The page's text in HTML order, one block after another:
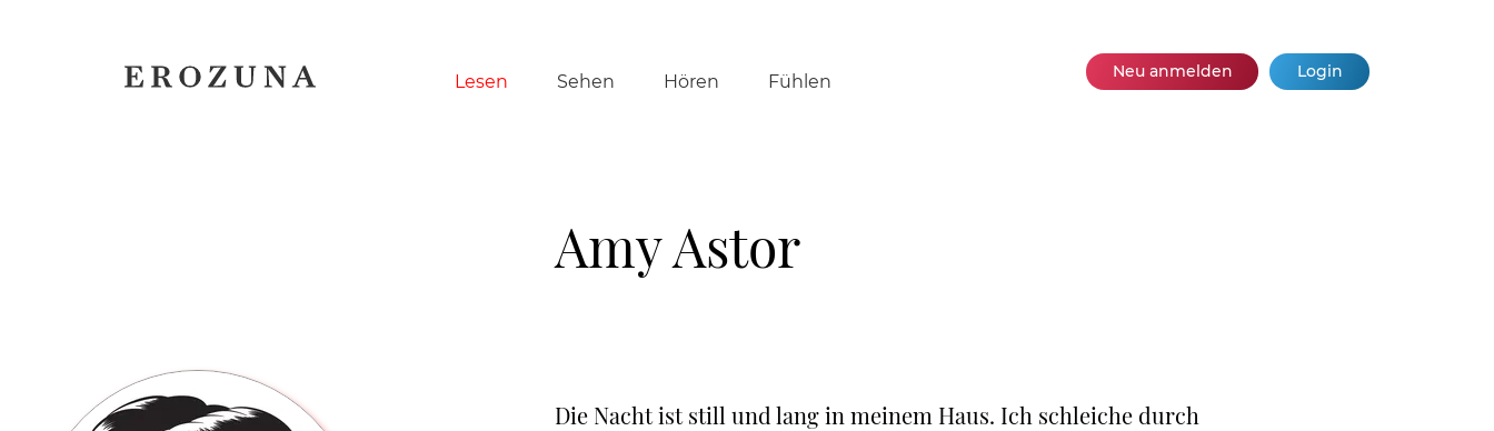
Navigation
Lesen Sehen Hören Fühlen Neu anmelden Login
Amy Astor
Die Nacht ist still und lang in meinem Haus. Ich schleiche durch